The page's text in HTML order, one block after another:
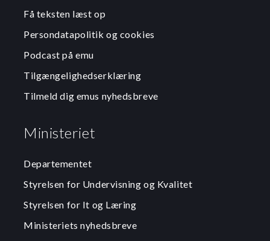
Få teksten læst op
Persondatapolitik og cookies
Podcast på emu
Tilgængelighedserklæring
Tilmeld dig emus nyhedsbreve
Ministeriet
Departementet
Styrelsen for Undervisning og Kvalitet
Styrelsen for It og Læring
Ministeriets nyhedsbreve